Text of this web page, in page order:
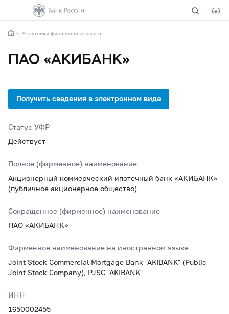
Участники финансового рынка
ПАО «АКИБАНК»
Статус УФР
Действует
Полное (фирменное) наименование
Акционерный коммерческий ипотечный банк «АКИБАНК»
(публичное акционерное общество)
Сокращенное (фирменное) наименование
ПАО «АКИБАНК»
Фирменное наименование на иностранном языке
Joint Stock Commercial Mortgage Bank "AKIBANK" (Public
Joint Stock Company), PJSC "AKIBANK"
ИНН
1650002455